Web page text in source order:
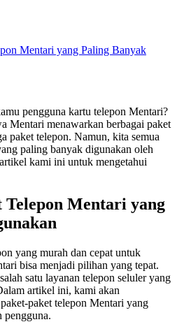
Mentari yang Paling Banyak
pengguna kartu telepon Mentari?
Mentari menawarkan berbagai paket
paket telepon. Namun, kita semua
paling banyak digunakan oleh
kami ini untuk mengetahui
Telepon Mentari yang
yang murah dan cepat untuk
bisa menjadi pilihan yang tepat.
satu layanan telepon seluler yang
artikel ini, kami akan
paket telepon Mentari yang
pengguna.